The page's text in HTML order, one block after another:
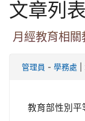
文章列表
月經教育相
管理員 - 學務處
教育部性別平